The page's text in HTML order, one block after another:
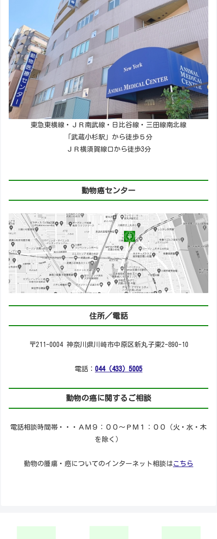
東急東横線・ＪＲ南武線・日比谷線・三田線南北線
「武蔵小杉駅」から徒歩５分
ＪＲ横須賀線口から徒歩3分
動物癌センター
住所／電話
〒211-0004 神奈川県川崎市中原区新丸子東2-890-10
電話： 044（433）5005
動物の癌に関するご相談
電話相談時間帯・・・ＡＭ９：００～ＰＭ１：００（火・水・木
を除く）
動物の腫瘍・癌についてのインターネット相談は こちら